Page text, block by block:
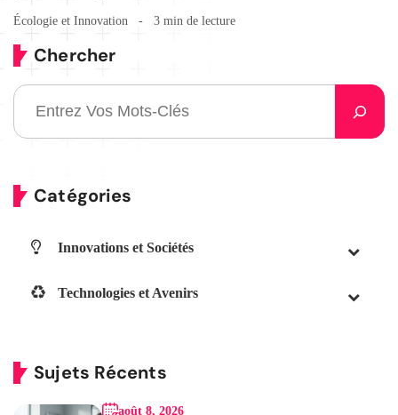
Écologie et Innovation 3 min de lecture
Chercher
Catégories
Innovations et Sociétés
Technologies et Avenirs
Sujets Récents
août 8, 2026